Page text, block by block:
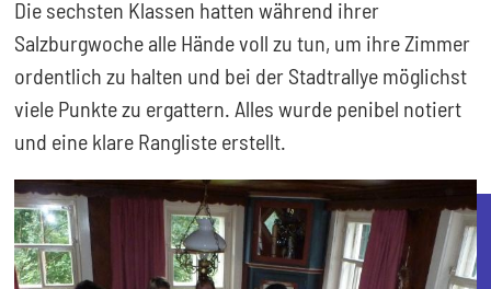
Die sechsten Klassen hatten während ihrer
Salzburgwoche alle Hände voll zu tun, um ihre Zimmer
ordentlich zu halten und bei der Stadtrallye möglichst
viele Punkte zu ergattern. Alles wurde penibel notiert
und eine klare Rangliste erstellt.